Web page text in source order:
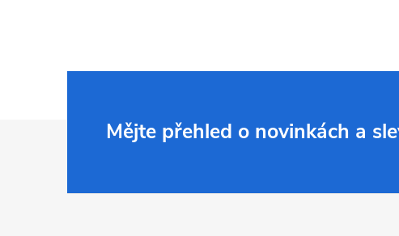
Mějte přehled o novinkách a